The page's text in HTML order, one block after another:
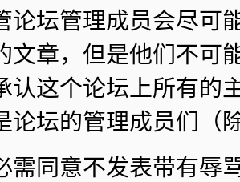
论坛管理成员会尽可
文章，但是他们不可
认这个论坛上所有的
论坛的管理成员们（
需同意不发表带有辱